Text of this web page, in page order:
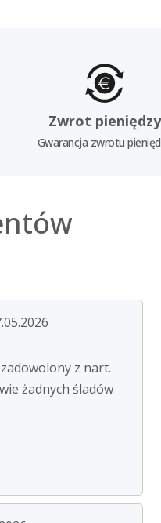
Zwrot pieniędzy
Gwarancja zwrotu
z nart.
żadnych śladów